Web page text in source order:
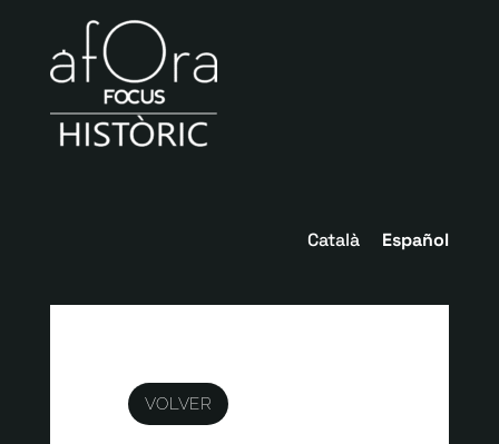
Català Español
VOLVER